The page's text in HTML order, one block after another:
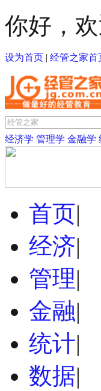
你好，
设为首页 | 经管之家首
经济学 管理学 金融学
首页|
经济|
管理|
金融|
统计|
数据|